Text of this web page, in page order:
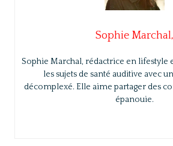
Sophie Marchal,
Sophie Marchal, rédactrice en lifestyle
les sujets de santé auditive avec
décomplexé. Elle aime partager des
épanouie.